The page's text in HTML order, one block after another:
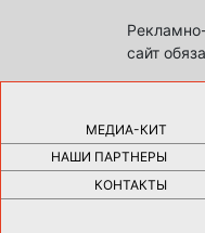
сайт
МЕДИА-КИТ
НАШИ ПАРТНЕРЫ
КОНТАКТЫ
КАК ДЕВУШКЕ ПОМЕНЯТЬ
НА АВТОМОБИЛЕ |69185
НОВЫЕ РАЗРАБОТКИ ДЛЯ
ОЗДОРОВЛЕНИЯ
ПЛАТФОРМА ШУМАННА 3Д
КАПСУЛА ЗДОРОВЬЯ |
ИСТОРИЯ НАКЛАДНЫХ